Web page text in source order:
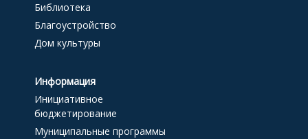
Библиотека
Благоустройство
Дом культуры
Информация
Инициативное
бюджетирование
Муниципальные программы